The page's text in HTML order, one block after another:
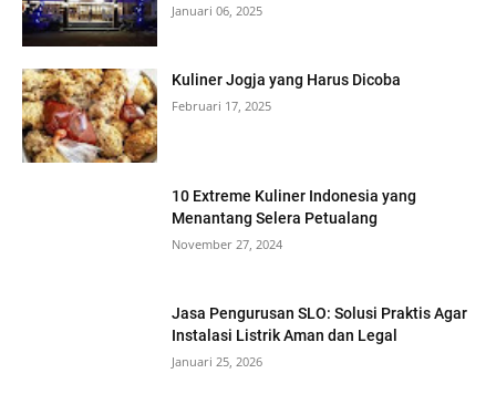
Januari 06, 2025
Kuliner Jogja yang Harus Dicoba
Februari 17, 2025
10 Extreme Kuliner Indonesia yang
Menantang Selera Petualang
November 27, 2024
Jasa Pengurusan SLO: Solusi Praktis Agar
Instalasi Listrik Aman dan Legal
Januari 25, 2026